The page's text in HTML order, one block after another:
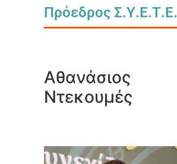
Πρόεδρος Σ.Υ.Ε.Τ.Ε.
Αθανάσιος
Ντεκουμές